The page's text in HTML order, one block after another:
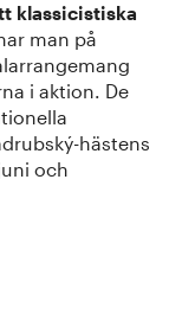
klassicistiska
man på
i aktion. De
hästens
och